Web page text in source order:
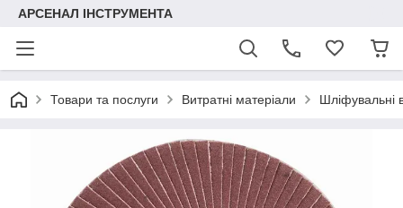
АРСЕНАЛ ІНСТРУМЕНТА
Товари та послуги Витратні матеріали Шліфувальні